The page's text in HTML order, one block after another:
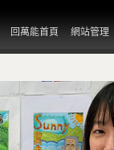
回萬能首頁 網站管理